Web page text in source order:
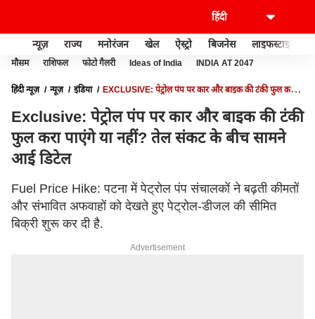
न्यूज़ राज्य मनोरंजन खेल ऐस्ट्रो बिजनेस लाइफस्टाइल
मौसम राशिफल फोटो गैलरी Ideas of India INDIA AT 2047
हिंदी न्यूज़ न्यूज़ इंडिया
EXCLUSIVE: पेट्रोल पंप पर कार और बाइक की टंकी फुल करा
Exclusive: पेट्रोल पंप पर कार और बाइक की टंकी
फुल करा पाएंगे या नहीं? तेल संकट के बीच सामने
आई डिटेल
Fuel Price Hike: पटना में पेट्रोल पंप संचालकों ने बढ़ती कीमतों
और संभावित अफवाहों को देखते हुए पेट्रोल-डीजल की सीमित
बिक्री शुरू कर दी है.
Advertisement